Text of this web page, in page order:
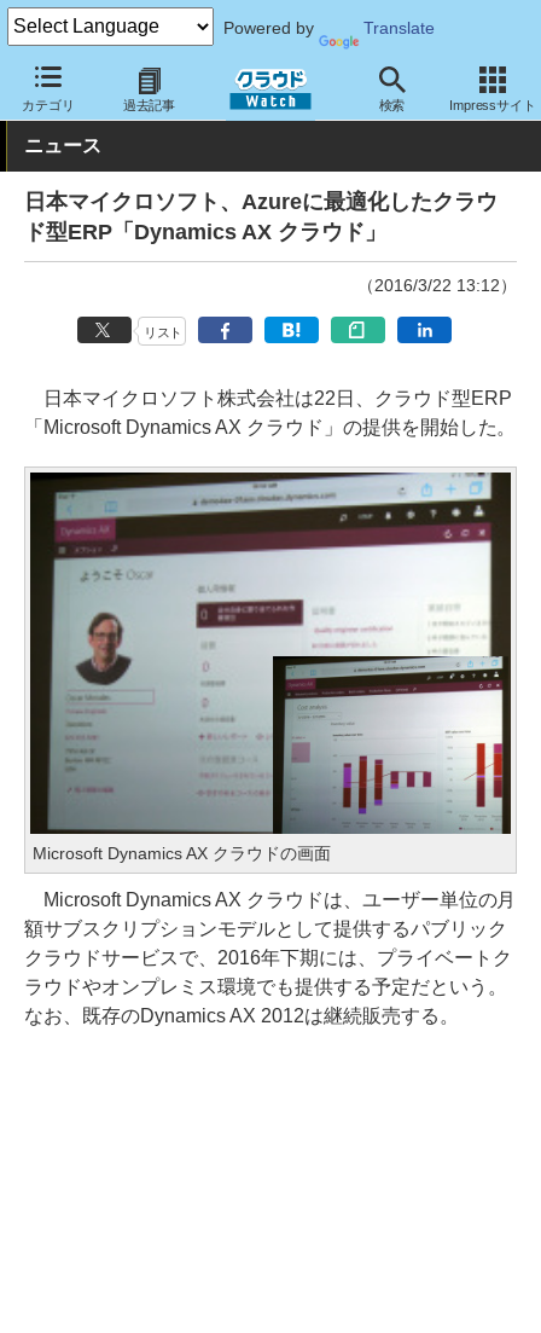
Powered by Translate
カテゴリ 過去記事 検索 Impressサイト
クラウド Watch サービス・ソフト サービス 基幹業務
ニュース
日本マイクロソフト、Azureに最適化したクラウ
ド型ERP「Dynamics AX クラウド」
（2016/3/22 13:12）
リスト
日本マイクロソフト株式会社は22日、クラウド型ERP
「Microsoft Dynamics AX クラウド」の提供を開始した。
Microsoft Dynamics AX クラウドの画面
Microsoft Dynamics AX クラウドは、ユーザー単位の月
額サブスクリプションモデルとして提供するパブリック
クラウドサービスで、2016年下期には、プライベートク
ラウドやオンプレミス環境でも提供する予定だという。
なお、既存のDynamics AX 2012は継続販売する。